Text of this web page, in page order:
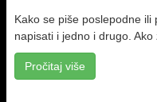
Kako se piše poslepodne
napisati i jedno i drugo.
Pročitaj više